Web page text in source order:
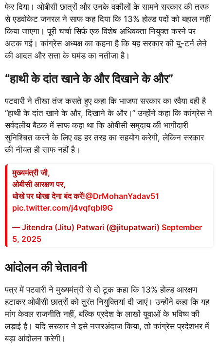
फेर दिया। ओबीसी छात्रों और उनके वकीलों के सामने सरकार की तरफ
से एडवोकेट जनरल ने साफ कह दिया कि 13% होल्ड पदों को बहाल नहीं
किया जाएगा। पूरी चर्चा सिर्फ़ एक विशेष अधिवक्ता नियुक्त करने पर
अटक गई। कांग्रेस अध्यक्ष का कहना है कि यह सरकार की यू-टर्न लेने
की आदत और सत्ता के घमंड का नतीजा है।
“हाथी के दांत खाने के और दिखाने के और”
पटवारी ने तीखा तंज कसते हुए कहा कि भाजपा सरकार का रवैया वही है
“हाथी के दांत खाने के और, दिखाने के और।” उन्होंने कहा कि कांग्रेस ने
सर्वदलीय बैठक में साफ कहा था कि ओबीसी समुदाय की भागीदारी
सुनिश्चित करने के लिए वह हर तरह का सहयोग करेगी, लेकिन सरकार
की नीयत ही साफ नहीं है।
मुख्यमंत्री जी,
ओबीसी आरक्षण पर,
धोखे पर धोखा देना बंद करें!@DrMohanYadav51
pic.twitter.com/j4vqfqbl9G
— Jitendra (Jitu) Patwari (@jitupatwari) September
5, 2025
आंदोलन की चेतावनी
पत्र में पटवारी ने मुख्यमंत्री से दो टूक कहा कि 13% होल्ड आरक्षण
हटाकर ओबीसी छात्रों को तुरंत नियुक्तियां दी जाएं। उन्होंने कहा कि यह
मांग केवल राजनीति नहीं, बल्कि प्रदेश के लाखों युवाओं के भविष्य की
लड़ाई है। यदि सरकार ने इसे नजरअंदाज किया, तो कांग्रेस प्रदेशभर में
बड़ा आंदोलन करेगी।